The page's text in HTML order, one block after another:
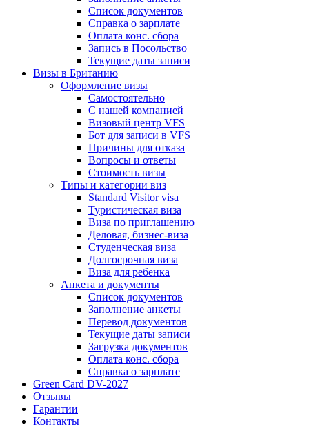
Список документов
Справка о зарплате
Оплата конс. сбора
Запись в Посольство
Текущие даты записи
Визы в Британию
Оформление визы
Самостоятельно
С нашей компанией
Визовый центр VFS
Бот для записи в VFS
Причины для отказа
Вопросы и ответы
Стоимость визы
Типы и категории виз
Standard Visitor visa
Туристическая виза
Виза по приглашению
Деловая, бизнес-виза
Студенческая виза
Долгосрочная виза
Виза для ребенка
Анкета и документы
Список документов
Заполнение анкеты
Перевод документов
Текущие даты записи
Загрузка документов
Оплата конс. сбора
Справка о зарплате
Green Card DV-2027
Отзывы
Гарантии
Контакты